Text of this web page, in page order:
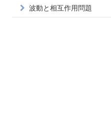
波動と相互作用問題